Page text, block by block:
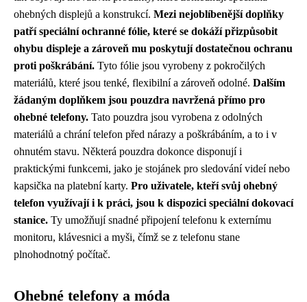
ohebných displejů a konstrukcí. Mezi nejoblíbenější doplňky
patří speciální ochranné fólie, které se dokáží přizpůsobit
ohybu displeje a zároveň mu poskytují dostatečnou ochranu
proti poškrábání. Tyto fólie jsou vyrobeny z pokročilých
materiálů, které jsou tenké, flexibilní a zároveň odolné. Dalším
žádaným doplňkem jsou pouzdra navržená přímo pro
ohebné telefony. Tato pouzdra jsou vyrobena z odolných
materiálů a chrání telefon před nárazy a poškrábáním, a to i v
ohnutém stavu. Některá pouzdra dokonce disponují i
praktickými funkcemi, jako je stojánek pro sledování videí nebo
kapsička na platební karty. Pro uživatele, kteří svůj ohebný
telefon využívají i k práci, jsou k dispozici speciální dokovací
stanice. Ty umožňují snadné připojení telefonu k externímu
monitoru, klávesnici a myši, čímž se z telefonu stane
plnohodnotný počítač.
Ohebné telefony a móda